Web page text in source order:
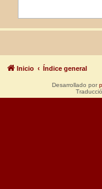
Inicio Índice general
Desarrollado por